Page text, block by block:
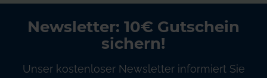
Newsletter: 10€ Gutschein
sichern!
Unser kostenloser Newsletter informiert Sie